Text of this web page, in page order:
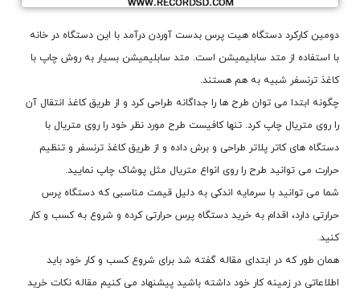
دومین کارکرد دستگاه هیت پرس بدست آوردن درآمد با این دستگاه در خانه
با استفاده از متد سابلیمیشن است. متد سابلیمیشن بسیار به روش چاپ با
کاغذ ترنسفر شبیه به هم هستند.
چگونه ابتدا می توان طرح ها را جداگانه طراحی کرد و از طریق کاغذ انتقال آن
را روی متریال چاپ کرد. تنها کافیست طرح مورد نظر خود را روی متریال با
دستگاه های کاتر پلاتر طراحی و برش داده و از طریق کاغذ ترنسفر و تنظیم
حرارت می توانید طرح را روی انواع متریال مثل پوشاک چاپ نمایید.
شما می توانید با سرمایه اندکی به دلیل قیمت مناسبی که دستگاه پرس
حرارتی دارد، اقدام به خرید دستگاه پرس حرارتی کرده و شروع به کسب و کار
کنید.
همان طور که در ابتدای مقاله گفته شد برای شروع کسب و کار خود باید
اطلاعاتی در زمینه کار خود داشته باشید پیشنهاد می کنیم مقاله نکات خرید